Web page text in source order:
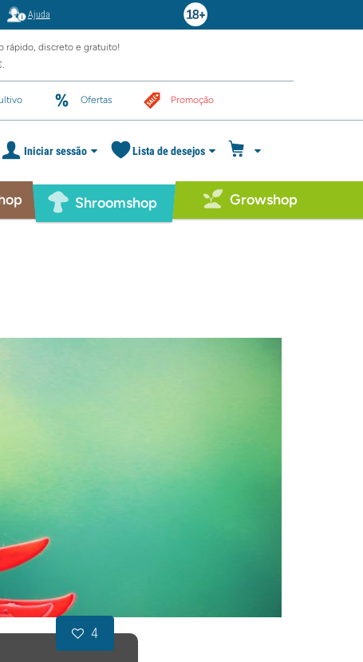
Ajuda
rápido, discreto e gratuito!
Ofertas Promoção
Iniciar sessão Lista de desejos
Shroomshop Growshop
4